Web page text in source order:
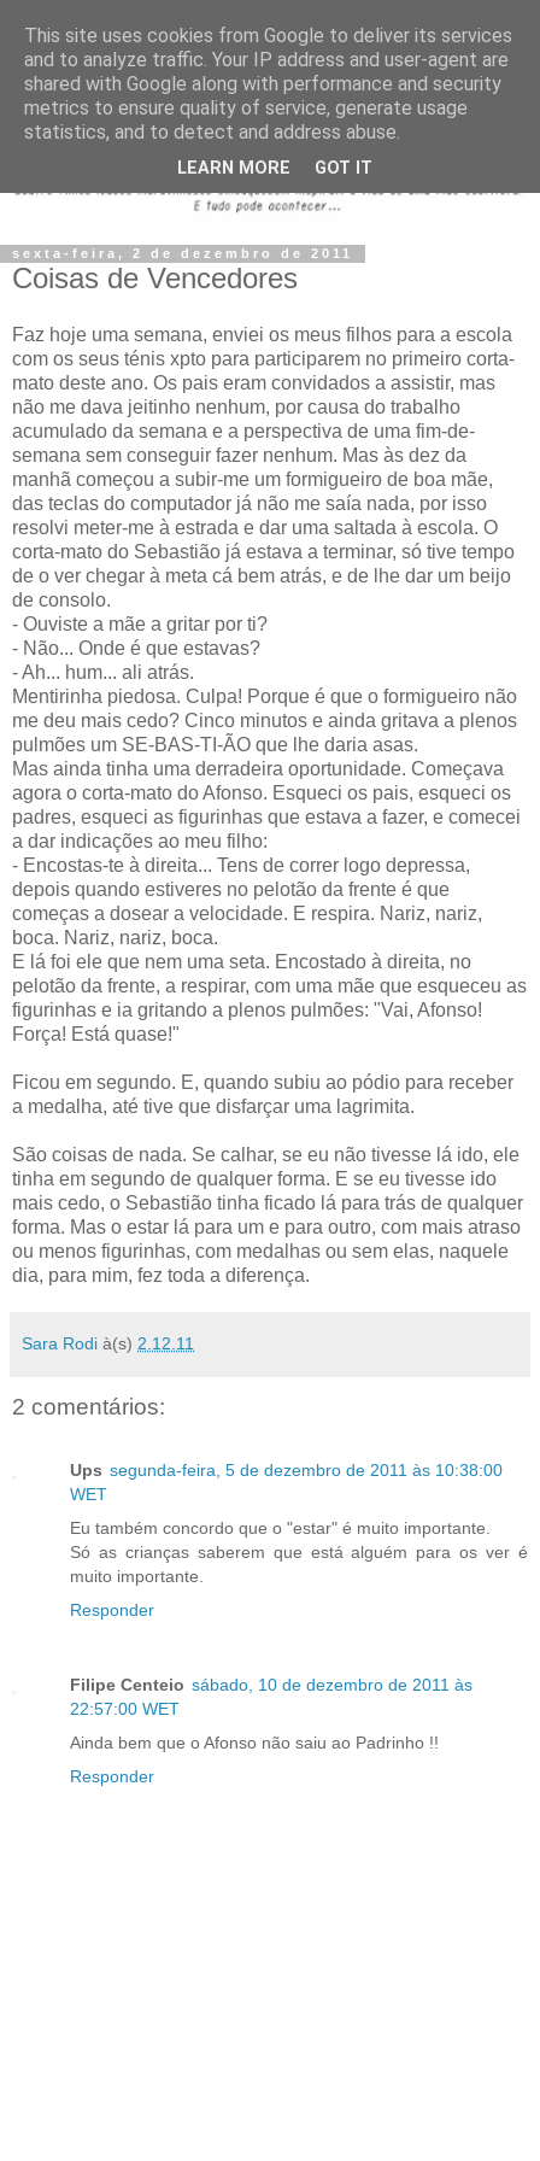
sexta-feira, 2 de dezembro de 2011
Coisas de Vencedores
Faz hoje uma semana, enviei os meus filhos para a escola
com os seus ténis xpto para participarem no primeiro corta-
mato deste ano. Os pais eram convidados a assistir, mas
não me dava jeitinho nenhum, por causa do trabalho
acumulado da semana e a perspectiva de uma fim-de-
semana sem conseguir fazer nenhum. Mas às dez da
manhã começou a subir-me um formigueiro de boa mãe,
das teclas do computador já não me saía nada, por isso
resolvi meter-me à estrada e dar uma saltada à escola. O
corta-mato do Sebastião já estava a terminar, só tive tempo
de o ver chegar à meta cá bem atrás, e de lhe dar um beijo
de consolo.
- Ouviste a mãe a gritar por ti?
- Não... Onde é que estavas?
- Ah... hum... ali atrás.
Mentirinha piedosa. Culpa! Porque é que o formigueiro não
me deu mais cedo? Cinco minutos e ainda gritava a plenos
pulmões um SE-BAS-TI-ÃO que lhe daria asas.
Mas ainda tinha uma derradeira oportunidade. Começava
agora o corta-mato do Afonso. Esqueci os pais, esqueci os
padres, esqueci as figurinhas que estava a fazer, e comecei
a dar indicações ao meu filho:
- Encostas-te à direita... Tens de correr logo depressa,
depois quando estiveres no pelotão da frente é que
começas a dosear a velocidade. E respira. Nariz, nariz,
boca. Nariz, nariz, boca.
E lá foi ele que nem uma seta. Encostado à direita, no
pelotão da frente, a respirar, com uma mãe que esqueceu as
figurinhas e ia gritando a plenos pulmões: "Vai, Afonso!
Força! Está quase!"
Ficou em segundo. E, quando subiu ao pódio para receber
a medalha, até tive que disfarçar uma lagrimita.
São coisas de nada. Se calhar, se eu não tivesse lá ido, ele
tinha em segundo de qualquer forma. E se eu tivesse ido
mais cedo, o Sebastião tinha ficado lá para trás de qualquer
forma. Mas o estar lá para um e para outro, com mais atraso
ou menos figurinhas, com medalhas ou sem elas, naquele
dia, para mim, fez toda a diferença.
Sara Rodi à(s) 2.12.11
2 comentários:
Ups segunda-feira, 5 de dezembro de 2011 às 10:38:00
WET
Eu também concordo que o "estar" é muito importante.
Só as crianças saberem que está alguém para os ver é
muito importante.
Responder
Filipe Centeio sábado, 10 de dezembro de 2011 às
22:57:00 WET
Ainda bem que o Afonso não saiu ao Padrinho !!
Responder
This site uses cookies from Google to deliver its services
and to analyze traffic. Your IP address and user-agent are
shared with Google along with performance and security
metrics to ensure quality of service, generate usage
statistics, and to detect and address abuse.
LEARN MORE GOT IT